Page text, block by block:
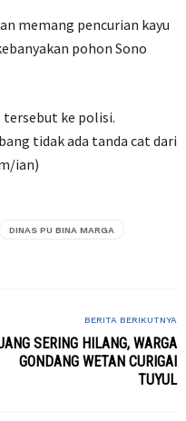
memang pencurian kayu
pohon Sono
tersebut ke polisi.
tidak ada tanda cat dari
ian)
DINAS PU BINA MARGA
BERITA BERIKUTNYA
SERING HILANG, WARGA
GONDANG WETAN CURIGAI
TUYUL